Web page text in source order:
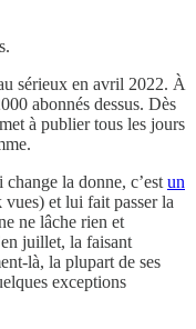
sérieux en avril 2022. À
abonnés dessus. Dès
à publier tous les jours
la donne, c’est un
et lui fait passer la
ne lâche rien et
juillet, la faisant
là, la plupart de ses
exceptions